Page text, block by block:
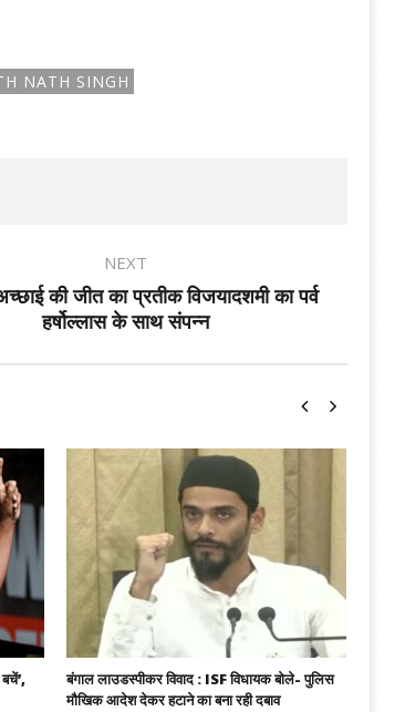
NATH SINGH
NEXT
की जीत का प्रतीक विजयादशमी का पर्व
हर्षोल्लास के साथ संपन्न
बंगाल लाउडस्पीकर विवाद : ISF विधायक बोले- पुलिस
मौखिक आदेश देकर हटाने का बना रही दबाव